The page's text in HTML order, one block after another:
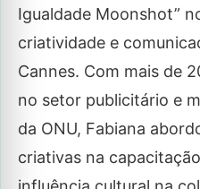
Igualdade Moonshot”
criatividade e
Cannes. Com mais de
no setor publicitário e
da ONU, Fabiana
criativas na